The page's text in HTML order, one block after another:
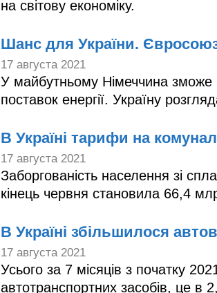
на світову економіку.
Шанс для України.
17 августа 2021
У майбутньому Німеччина зможе
поставок енергії. Україну
В Україні тарифи на
17 августа 2021
Заборгованість населення зі
кінець червня становила 66,4
В Україні збільшилося
17 августа 2021
Усього за 7 місяців з початку
автотранспортних засобів, це в